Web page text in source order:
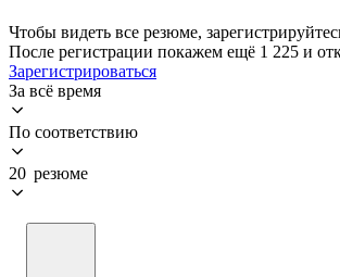
Чтобы видеть все резюме,
После регистрации покажем ещё 1 225 и
Зарегистрироваться
За всё время
По соответствию
20 резюме